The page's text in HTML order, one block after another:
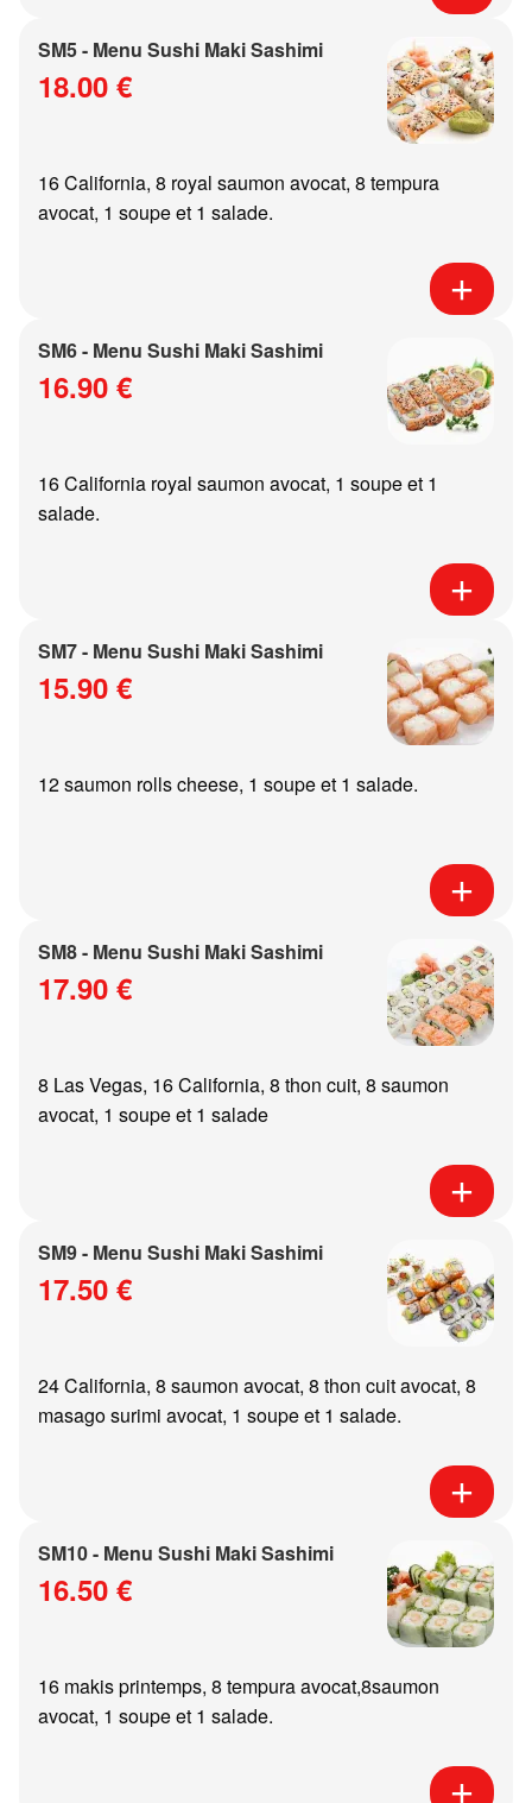
SM5 - Menu Sushi Maki Sashimi
18.00 €
16 California, 8 royal saumon avocat, 8 tempura
avocat, 1 soupe et 1 salade.
SM6 - Menu Sushi Maki Sashimi
16.90 €
16 California royal saumon avocat, 1 soupe et 1
salade.
SM7 - Menu Sushi Maki Sashimi
15.90 €
12 saumon rolls cheese, 1 soupe et 1 salade.
SM8 - Menu Sushi Maki Sashimi
17.90 €
8 Las Vegas, 16 California, 8 thon cuit, 8 saumon
avocat, 1 soupe et 1 salade
SM9 - Menu Sushi Maki Sashimi
17.50 €
24 California, 8 saumon avocat, 8 thon cuit avocat, 8
masago surimi avocat, 1 soupe et 1 salade.
SM10 - Menu Sushi Maki Sashimi
16.50 €
16 makis printemps, 8 tempura avocat,8saumon
avocat, 1 soupe et 1 salade.